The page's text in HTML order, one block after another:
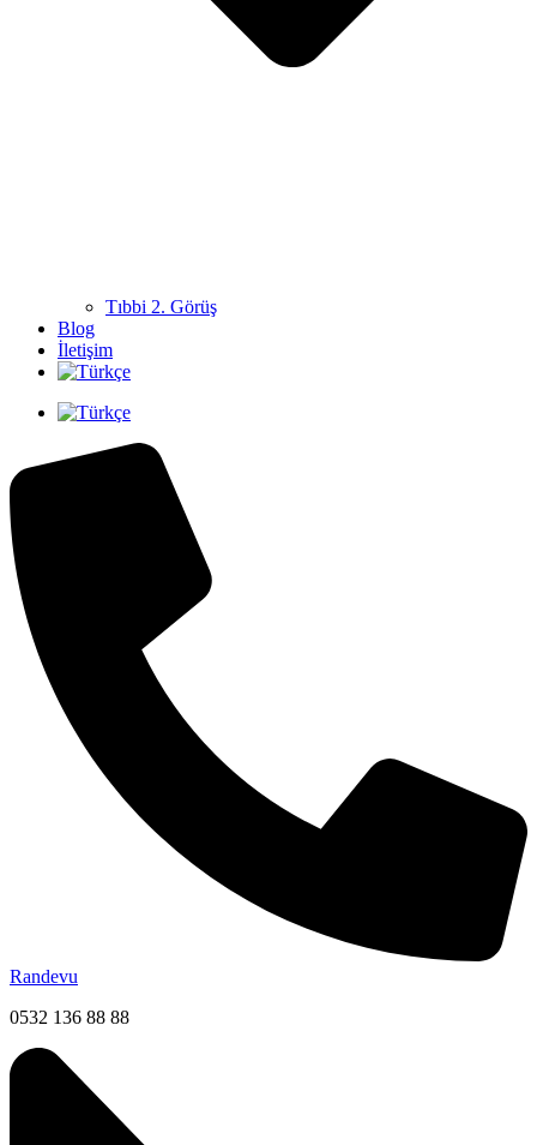
Tıbbi 2. Görüş
Blog
İletişim
Randevu
0532 136 88 88